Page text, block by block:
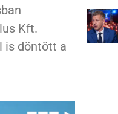
Kft.
is döntött a